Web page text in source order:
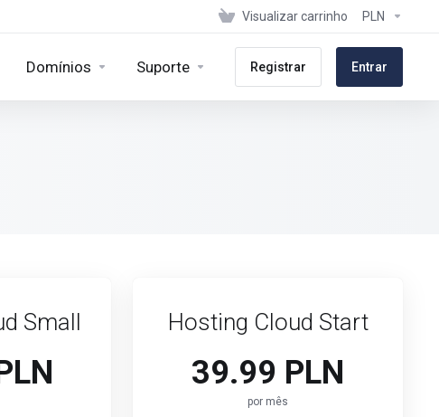
Visualizar carrinho PLN
Domínios Suporte Registrar Entrar
Small Hosting Cloud Start
39.99 PLN
por mês